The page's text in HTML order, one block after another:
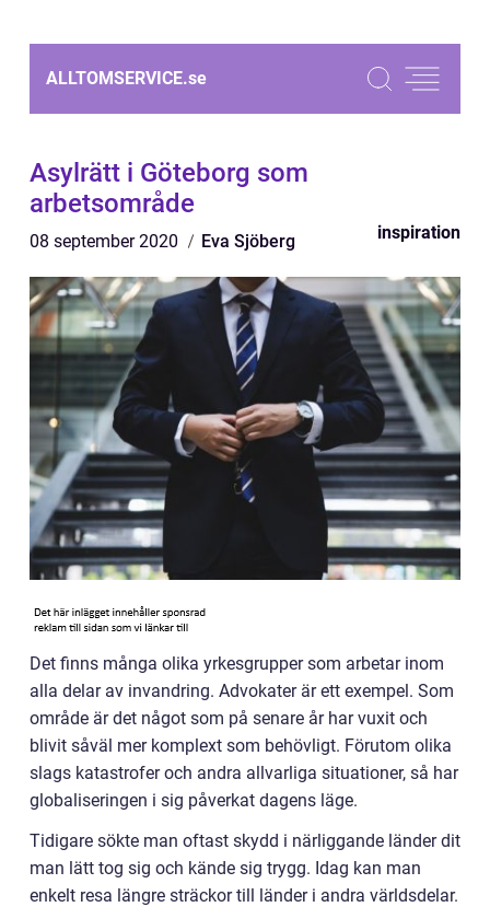
ALLTOMSERVICE.se
Asylrätt i Göteborg som
arbetsområde
08 september 2020 Eva Sjöberg inspiration
Det finns många olika yrkesgrupper som arbetar inom
alla delar av invandring. Advokater är ett exempel. Som
område är det något som på senare år har vuxit och
blivit såväl mer komplext som behövligt. Förutom olika
slags katastrofer och andra allvarliga situationer, så har
globaliseringen i sig påverkat dagens läge.
Tidigare sökte man oftast skydd i närliggande länder dit
man lätt tog sig och kände sig trygg. Idag kan man
enkelt resa längre sträckor till länder i andra världsdelar.